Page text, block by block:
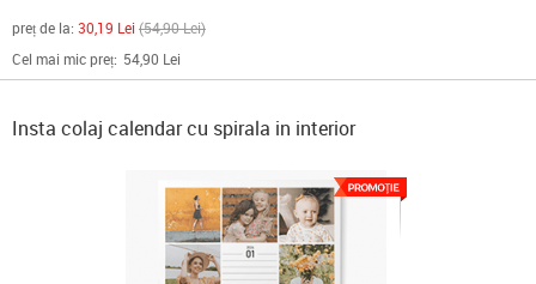
preț de la: 30,19 Lei 54,90 Lei
Cel mai mic preț: 54,90 Lei
Insta colaj calendar cu spirala in interior